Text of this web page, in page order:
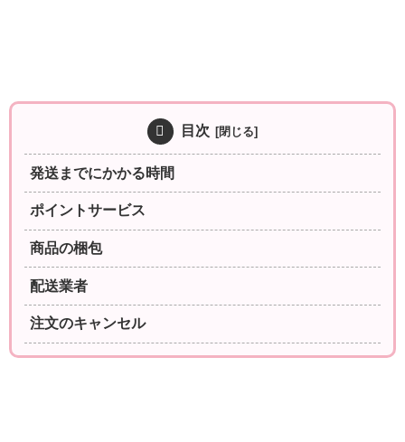
目次
発送までにかかる時間
ポイントサービス
商品の梱包
配送業者
注文のキャンセル